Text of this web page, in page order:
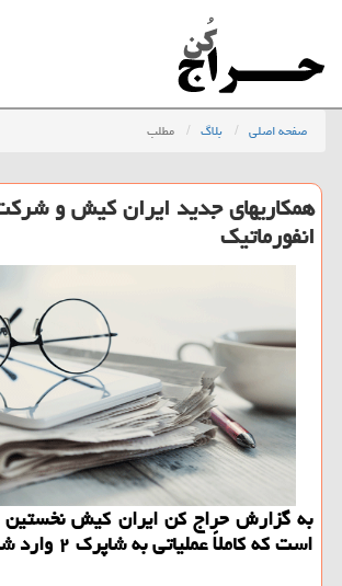
صفحه اصلی بلاگ مطلب
همكاریهای جدید ایران كیش و
انفورماتیك
به گزارش حراج کن ایران کیش
است که کاملاً عملیاتی به شاپرک ۲ وارد شده است.